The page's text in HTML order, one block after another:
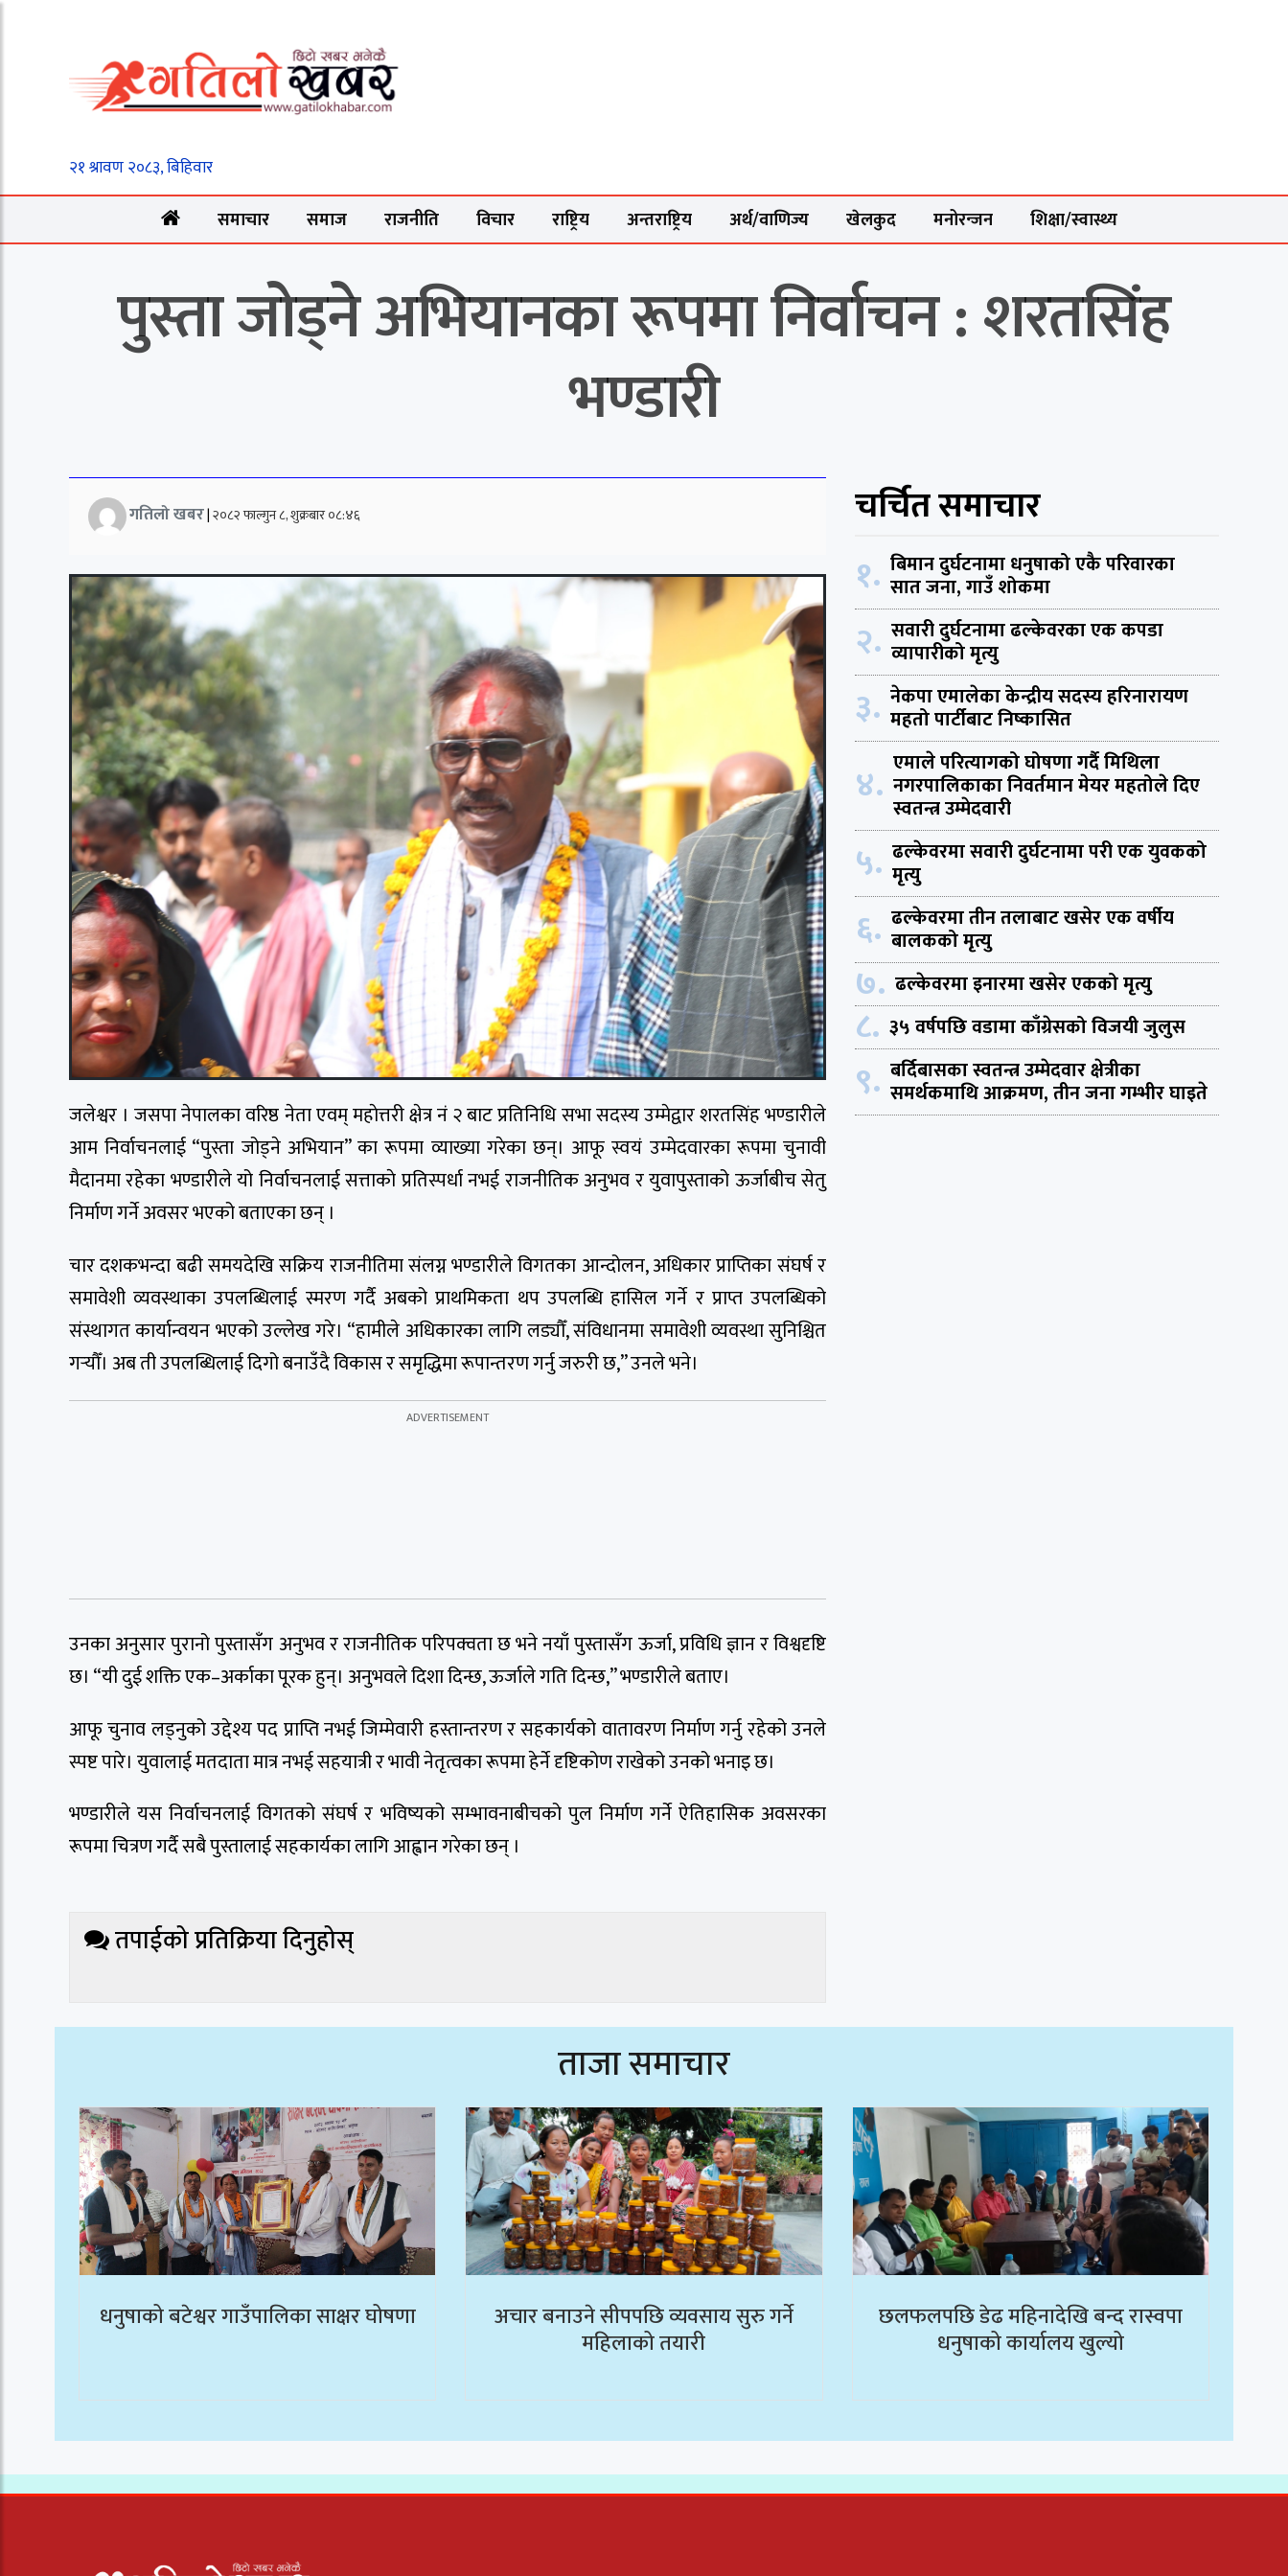
समाचार समाज राजनीति विचार राष्ट्रिय अन्तराष्ट्रिय अर्थ/वाणिज्य खेलकुद मनोरन्जन शिक्षा/स्वास्थ्य
पुस्ता जोड्ने अभियानका रूपमा निर्वाचन : शरतसिंह
भण्डारी
गतिलो खबर|२०८२ फाल्गुन ८, शुक्रबार ०८:४६
जलेश्वर । जसपा नेपालका वरिष्ठ नेता एवम् महाेत्तरी क्षेत्र नं २ बाट प्रतिनिधि सभा सदस्य उम्मेद्वार शरतसिंह भण्डारीले
आम निर्वाचनलाई “पुस्ता जोड्ने अभियान” का रूपमा व्याख्या गरेका छन्। आफू स्वयं उम्मेदवारका रूपमा चुनावी
मैदानमा रहेका भण्डारीले यो निर्वाचनलाई सत्ताकाे प्रतिस्पर्धा नभई राजनीतिक अनुभव र युवापुस्ताको ऊर्जाबीच सेतु
निर्माण गर्ने अवसर भएको बताएका छन् ।
चार दशकभन्दा बढी समयदेखि सक्रिय राजनीतिमा संलग्न भण्डारीले विगतका आन्दोलन, अधिकार प्राप्तिका संघर्ष र
समावेशी व्यवस्थाका उपलब्धिलाई स्मरण गर्दै अबको प्राथमिकता थप उपलब्धि हासिल गर्ने र प्राप्त उपलब्धिको
संस्थागत कार्यान्वयन भएको उल्लेख गरे। “हामीले अधिकारका लागि लड्यौँ, संविधानमा समावेशी व्यवस्था सुनिश्चित
गर्‍यौँ। अब ती उपलब्धिलाई दिगो बनाउँदै विकास र समृद्धिमा रूपान्तरण गर्नु जरुरी छ,” उनले भने।
उनका अनुसार पुरानो पुस्तासँग अनुभव र राजनीतिक परिपक्वता छ भने नयाँ पुस्तासँग ऊर्जा, प्रविधि ज्ञान र विश्वदृष्टि
छ। “यी दुई शक्ति एक–अर्काका पूरक हुन्। अनुभवले दिशा दिन्छ, ऊर्जाले गति दिन्छ,” भण्डारीले बताए।
आफू चुनाव लड्नुको उद्देश्य पद प्राप्ति नभई जिम्मेवारी हस्तान्तरण र सहकार्यको वातावरण निर्माण गर्नु रहेको उनले
स्पष्ट पारे। युवालाई मतदाता मात्र नभई सहयात्री र भावी नेतृत्वका रूपमा हेर्ने दृष्टिकोण राखेको उनको भनाइ छ।
भण्डारीले यस निर्वाचनलाई विगतको संघर्ष र भविष्यको सम्भावनाबीचको पुल निर्माण गर्ने ऐतिहासिक अवसरका
रूपमा चित्रण गर्दै सबै पुस्तालाई सहकार्यका लागि आह्वान गरेका छन् ।
तपाईको प्रतिक्रिया दिनुहोस्
चर्चित समाचार
१. बिमान दुर्घटनामा धनुषाको एकै परिवारका
सात जना, गाउँ शोकमा
२. सवारी दुर्घटनामा ढल्केवरका एक कपडा
व्यापारीको मृत्यु
३. नेकपा एमालेका केन्द्रीय सदस्य हरिनारायण
महतो पार्टीबाट निष्कासित
४. एमाले परित्यागको घोषणा गर्दै मिथिला
नगरपालिकाका निवर्तमान मेयर महतोले दिए
स्वतन्त्र उम्मेदवारी
५. ढल्केवरमा सवारी दुर्घटनामा परी एक युवकको
मृत्यु
६. ढल्केवरमा तीन तलाबाट खसेर एक वर्षीय
बालकको मृत्यु
७. ढल्केवरमा इनारमा खसेर एकको मृत्यु
८. ३५ वर्षपछि वडामा काँग्रेसको विजयी जुलुस
९. बर्दिबासका स्वतन्त्र उम्मेदवार क्षेत्रीका
समर्थकमाथि आक्रमण, तीन जना गम्भीर घाइते
ताजा समाचार
धनुषाको बटेश्वर गाउँपालिका साक्षर घोषणा अचार बनाउने सीपपछि व्यवसाय सुरु गर्ने
महिलाको तयारी
छलफलपछि डेढ महिनादेखि बन्द रास्वपा
धनुषाको कार्यालय खुल्यो